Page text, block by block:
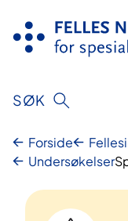
innhold
SØK
Forside
Undersøkelser